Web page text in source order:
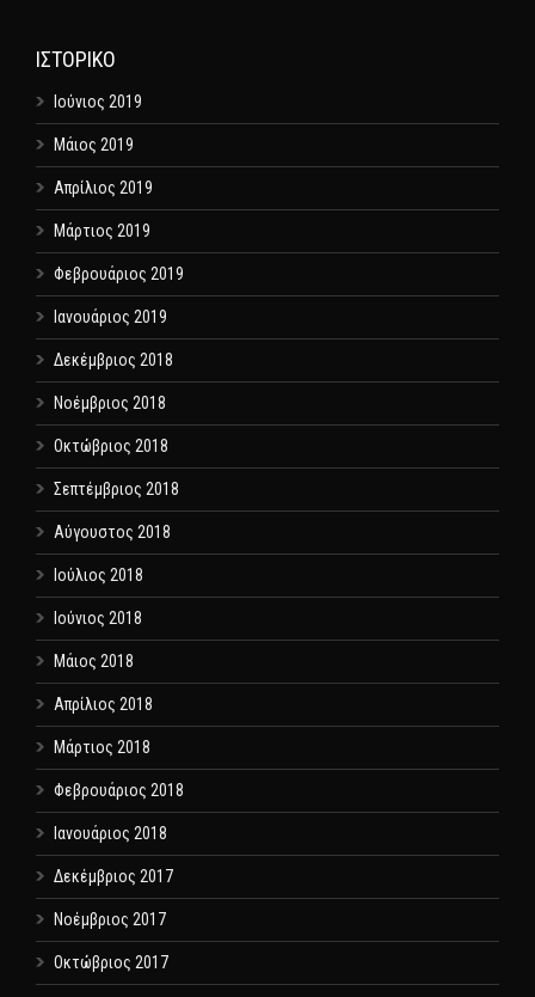
ΙΣΤΟΡΙΚΌ
Ιούνιος 2019
Μάιος 2019
Απρίλιος 2019
Μάρτιος 2019
Φεβρουάριος 2019
Ιανουάριος 2019
Δεκέμβριος 2018
Νοέμβριος 2018
Οκτώβριος 2018
Σεπτέμβριος 2018
Αύγουστος 2018
Ιούλιος 2018
Ιούνιος 2018
Μάιος 2018
Απρίλιος 2018
Μάρτιος 2018
Φεβρουάριος 2018
Ιανουάριος 2018
Δεκέμβριος 2017
Νοέμβριος 2017
Οκτώβριος 2017